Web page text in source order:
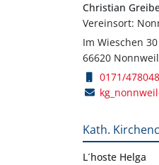
Christian
Vereinsort:
Im Wieschen 30
66620
0171/
Kath.
L´hoste Helga